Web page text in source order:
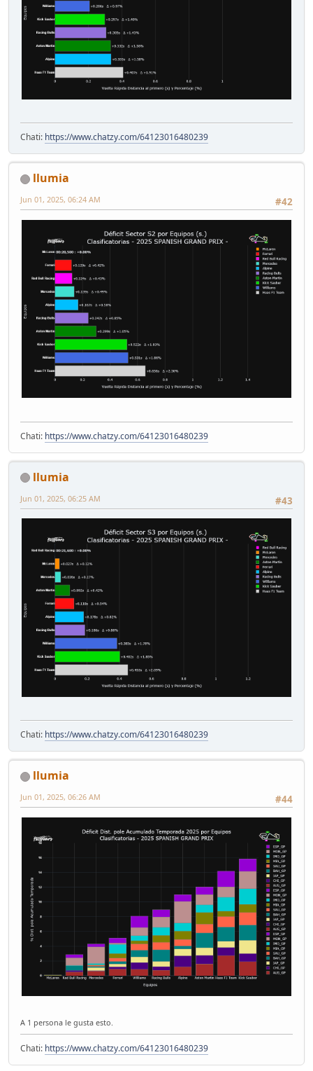
Chati: https://www.chatzy.com/64123016480239
llumia
#42
Jun 01, 2025, 06:24 AM
Chati: https://www.chatzy.com/64123016480239
llumia
#43
Jun 01, 2025, 06:25 AM
Chati: https://www.chatzy.com/64123016480239
llumia
#44
Jun 01, 2025, 06:26 AM
A 1 persona le gusta esto.
Chati: https://www.chatzy.com/64123016480239